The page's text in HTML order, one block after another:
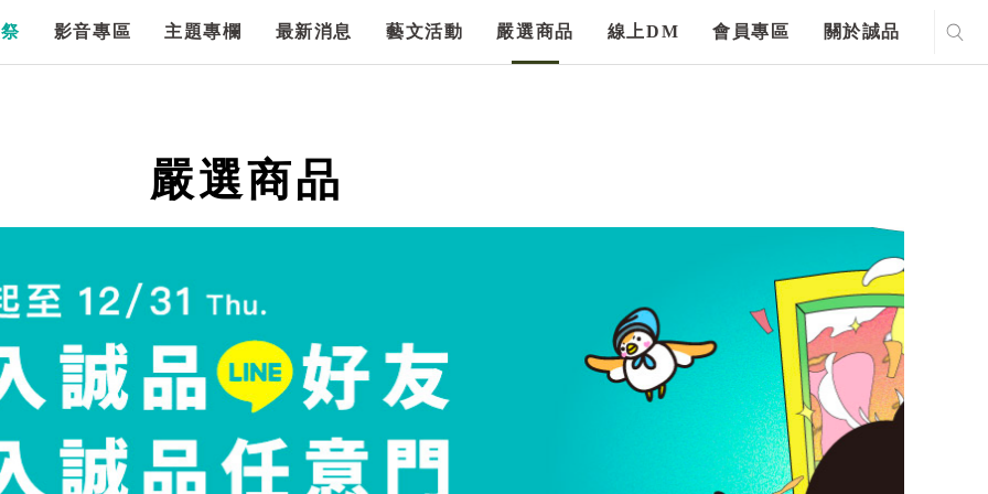
影音專區 主題專欄 最新消息 藝文活動 嚴選商品 線上DM 會員專區 關於誠品
嚴選商品